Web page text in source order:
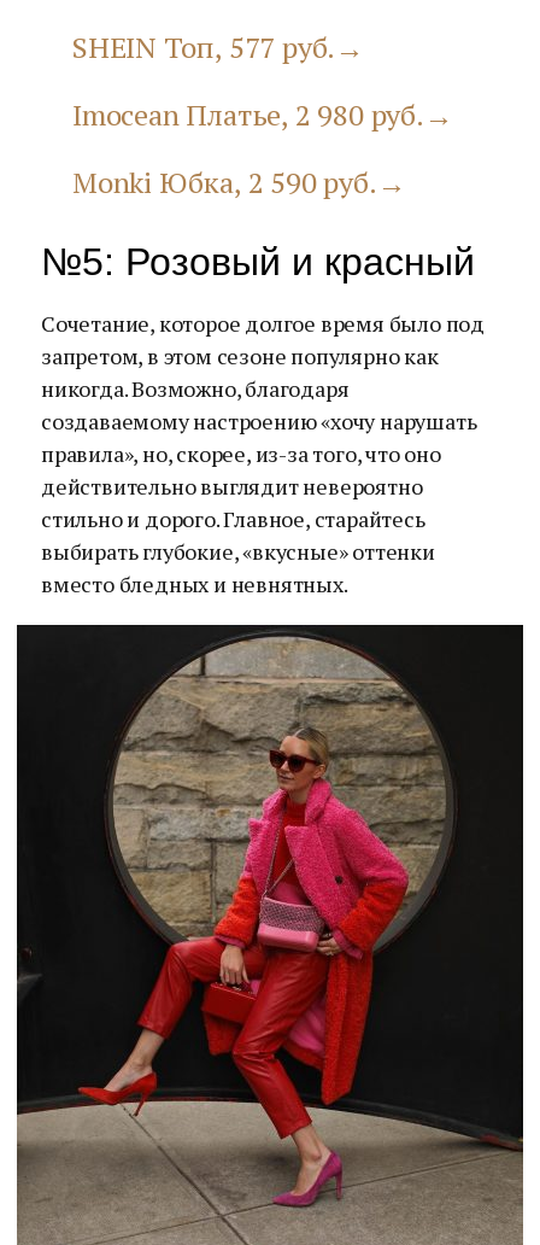
SHEIN Топ, 577 руб.→
Imocean Платье, 2 980 руб.→
Monki Юбка, 2 590 руб.→
№5: Розовый и красный
Сочетание, которое долгое время было под
запретом, в этом сезоне популярно как
никогда. Возможно, благодаря
создаваемому настроению «хочу нарушать
правила», но, скорее, из-за того, что оно
действительно выглядит невероятно
стильно и дорого. Главное, старайтесь
выбирать глубокие, «вкусные» оттенки
вместо бледных и невнятных.